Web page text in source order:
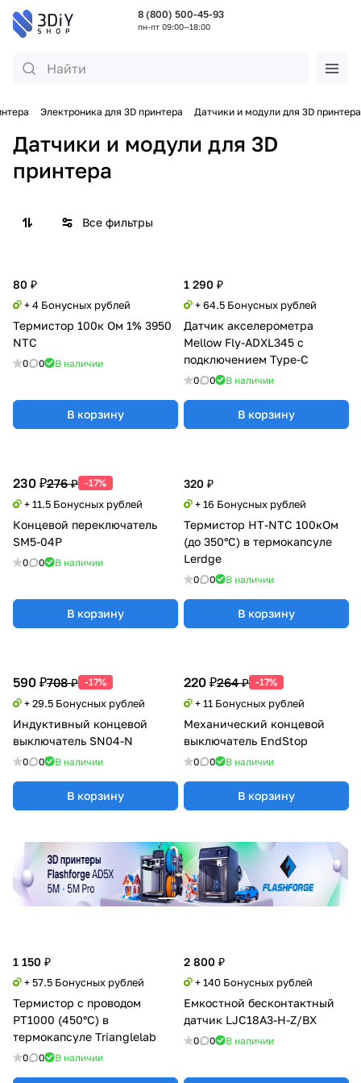
8 (800) 500-45-93
пн-пт 09:00—18:00
Электроника для 3D принтера Датчики и модули для 3D принтера
Датчики и модули для 3D
принтера
Все фильтры
80 ₽
+ 4 Бонусных рублей
Термистор 100к Ом 1% 3950
NTC
0 0 В наличии
В корзину
1 290 ₽
+ 64.5 Бонусных рублей
Датчик акселерометра
Mellow Fly-ADXL345 с
подключением Type-C
0 0 В наличии
В корзину
230 ₽276 ₽ -17%
+ 11.5 Бонусных рублей
Концевой переключатель
SM5-04P
0 0 В наличии
В корзину
320 ₽
+ 16 Бонусных рублей
Термистор HT-NTC 100кОм
(до 350°C) в термокапсуле
Lerdge
0 0 В наличии
В корзину
590 ₽708 ₽ -17%
+ 29.5 Бонусных рублей
Индуктивный концевой
выключатель SN04-N
0 0 В наличии
В корзину
220 ₽264 ₽ -17%
+ 11 Бонусных рублей
Механический концевой
выключатель EndStop
0 0 В наличии
В корзину
1 150 ₽
+ 57.5 Бонусных рублей
Термистор с проводом
PT1000 (450°C) в
термокапсуле Trianglelab
0 0 В наличии
2 800 ₽
+ 140 Бонусных рублей
Емкостной бесконтактный
датчик LJC18A3-H-Z/BX
0 0 В наличии